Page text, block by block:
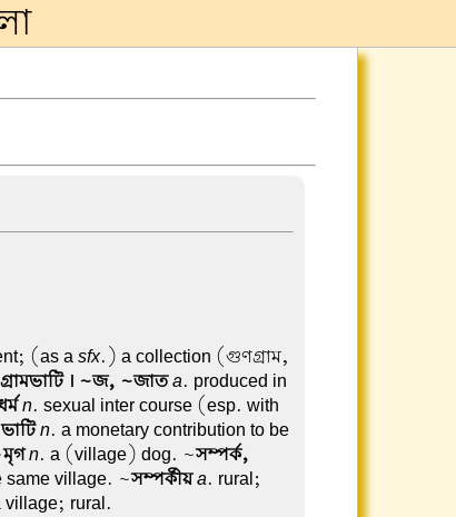
(as asfx.) a collection (গুণগ্রাম,
গ্রামভাটি । ~জ, ~জাত a. produced in
n. sexual inter course (esp. with
ভাটি n. a monetary contribution to be
মৃগ n. a (village) dog. ~সম্পর্ক,
same village. ~সম্পর্কীয় a. rural;
village; rural.